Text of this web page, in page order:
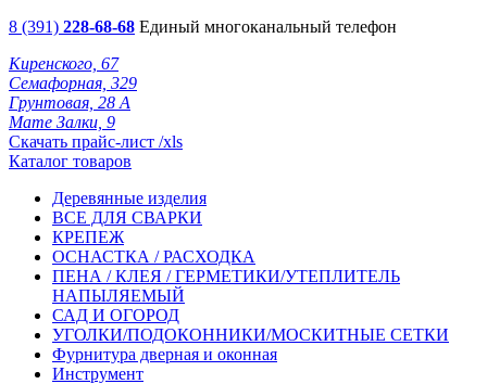
8 (391) 228-68-68 Единый многоканальный телефон
Киренского, 67
Семафорная, 329
Грунтовая, 28 А
Мате Залки, 9
Скачать прайс-лист /xls
Каталог товаров
Деревянные изделия
ВСЕ ДЛЯ СВАРКИ
КРЕПЕЖ
ОСНАСТКА / РАСХОДКА
ПЕНА / КЛЕЯ / ГЕРМЕТИКИ/УТЕПЛИТЕЛЬ
НАПЫЛЯЕМЫЙ
САД И ОГОРОД
УГОЛКИ/ПОДОКОННИКИ/МОСКИТНЫЕ СЕТКИ
Фурнитура дверная и оконная
Инструмент